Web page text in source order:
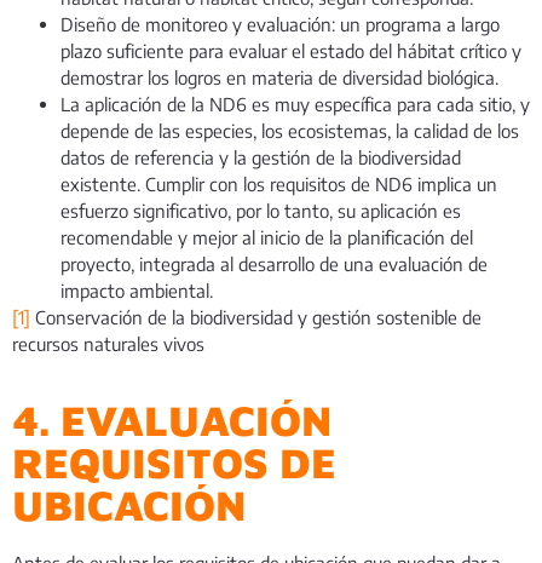
Diseño de monitoreo y evaluación: un programa a largo
plazo suficiente para evaluar el estado del hábitat crítico y
demostrar los logros en materia de diversidad biológica.
La aplicación de la ND6 es muy específica para cada sitio, y
depende de las especies, los ecosistemas, la calidad de los
datos de referencia y la gestión de la biodiversidad
existente. Cumplir con los requisitos de ND6 implica un
esfuerzo significativo, por lo tanto, su aplicación es
recomendable y mejor al inicio de la planificación del
proyecto, integrada al desarrollo de una evaluación de
impacto ambiental.
[1] Conservación de la biodiversidad y gestión sostenible de
recursos naturales vivos
4. EVALUACIÓN
REQUISITOS DE
UBICACIÓN